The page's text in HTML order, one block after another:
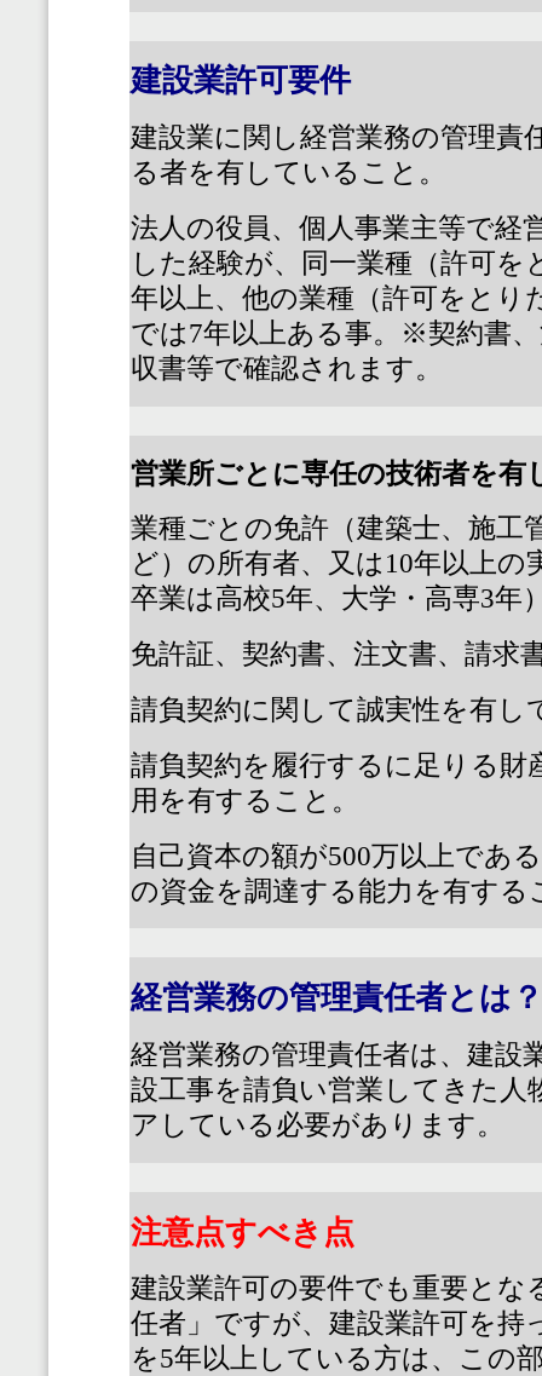
建設業許可要件
建設業に関し経営業務の管理責
る者を有していること。
法人の役員、個人事業主等で経
した経験が、同一業種（許可を
年以上、他の業種（許可をとり
では7年以上ある事。※契約書
収書等で確認されます。
営業所ごとに専任の技術者を有
業種ごとの免許（建築士、施工
ど）の所有者、又は10年以上の
卒業は高校5年、大学・高専3年
免許証、契約書、注文書、請求
請負契約に関して誠実性を有し
請負契約を履行するに足りる財
用を有すること。
自己資本の額が500万以上であ
の資金を調達する能力を有する
経営業務の管理責任者とは
経営業務の管理責任者は、建設
設工事を請負い営業してきた人
アしている必要があります。
注意点すべき点
建設業許可の要件でも重要とな
任者」ですが、建設業許可を持
を5年以上している方は、この